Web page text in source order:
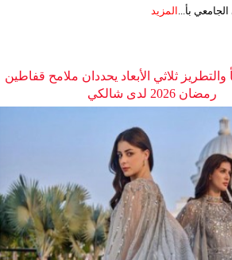
بأ... المزيد
والتطريز ثلاثي الأبعاد يحددان ملامح قفاطين
رمضان 2026 لدى شالكي